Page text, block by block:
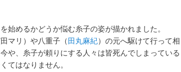
始めるかどうか悩む糸子の姿が描かれました。
マリ）や八重子（田丸麻紀）の元へ駆けて行って相
や、糸子が頼りにする人々は皆死んでしまっている
てはなりません。